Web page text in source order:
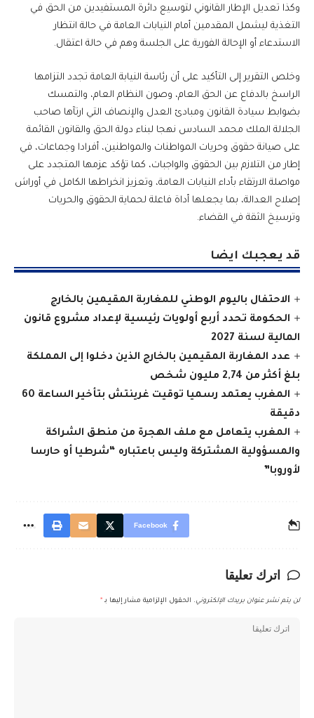
وكذا تعديل الإطار القانوني لتوسيع دائرة المستفيدين من الحق في
التغذية ليشمل المقدمين أمام النيابات العامة في حالة انتظار
الاستدعاء أو الإحالة الفورية على الجلسة وهم في حالة اعتقال.
وخلص التقرير إلى التأكيد على أن رئاسة النيابة العامة تجدد التزامها
الراسخ بالدفاع عن الحق العام، وصون النظام العام، والتمسك
بضوابط سيادة القانون ومبادئ العدل والإنصاف التي ارتآها صاحب
الجلالة الملك محمد السادس نهجا لبناء دولة الحق والقانون القائمة
على صيانة حقوق وحريات المواطنات والمواطنين، أفرادا وجماعات، في
إطار من التلازم بين الحقوق والواجبات، كما تؤكد عزمها المتجدد على
مواصلة الارتقاء بأداء النيابات العامة، وتعزيز انخراطها الكامل في أوراش
إصلاح العدالة، بما يجعلها أداة فاعلة لحماية الحقوق والحريات
وترسيخ الثقة في القضاء.
قد يعجبك ايضا
الاحتفال باليوم الوطني للمغاربة المقيمين بالخارج
الحكومة تحدد أربع أولويات رئيسية لإعداد مشروع قانون
المالية لسنة 2027
عدد المغاربة المقيمين بالخارج الذين دخلوا إلى المملكة
بلغ أكثر من 2,74 مليون شخص
المغرب يعتمد رسميا توقيت غرينتش بتأخير الساعة 60
دقيقة
المغرب يتعامل مع ملف الهجرة من منطق الشراكة
والمسؤولية المشتركة وليس باعتباره “شرطيا أو حارسا
لأوروبا”
Facebook
اترك تعليقا
لن يتم نشر عنوان بريدك الإلكتروني. الحقول الإلزامية مشار إليها بـ *